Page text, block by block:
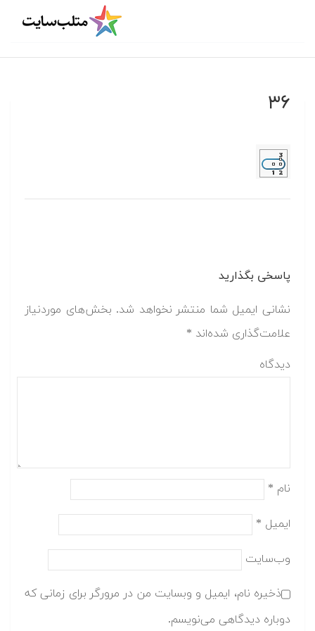
۳۶
پاسخی بگذارید
نشانی ایمیل شما منتشر نخواهد شد. بخش‌های موردنیاز
علامت‌گذاری شده‌اند *
دیدگاه
نام *
ایمیل *
وب‌سایت
ذخیره نام، ایمیل و وبسایت من در مرورگر برای زمانی که
دوباره دیدگاهی می‌نویسم.